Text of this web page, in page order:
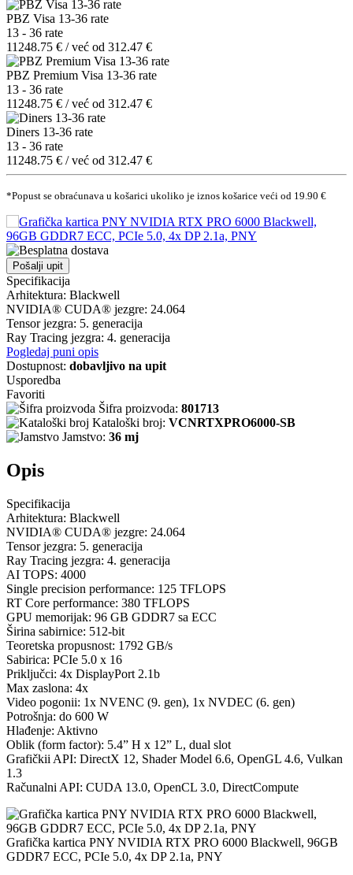
PBZ Visa 13-36 rate
13 - 36 rate
11248.75 € / već od 312.47 €
PBZ Premium Visa 13-36 rate
13 - 36 rate
11248.75 € / već od 312.47 €
Diners 13-36 rate
13 - 36 rate
11248.75 € / već od 312.47 €
*Popust se obraćunava u košarici ukoliko je iznos košarice veći od 19.90 €
Pošalji upit
Specifikacija
Arhitektura: Blackwell
NVIDIA® CUDA® jezgre: 24.064
Tensor jezgra: 5. generacija
Ray Tracing jezgra: 4. generacija
Pogledaj puni opis
Dostupnost: dobavljivo na upit
Usporedba
Favoriti
Šifra proizvoda: 801713
Kataloški broj: VCNRTXPRO6000-SB
Jamstvo: 36 mj
Opis
Specifikacija
Arhitektura: Blackwell
NVIDIA® CUDA® jezgre: 24.064
Tensor jezgra: 5. generacija
Ray Tracing jezgra: 4. generacija
AI TOPS: 4000
Single precision performance: 125 TFLOPS
RT Core performance: 380 TFLOPS
GPU memorijak: 96 GB GDDR7 sa ECC
Širina sabirnice: 512-bit
Teoretska propusnost: 1792 GB/s
Sabirica: PCIe 5.0 x 16
Priključci: 4x DisplayPort 2.1b
Max zaslona: 4x
Video pogonii: 1x NVENC (9. gen), 1x NVDEC (6. gen)
Potrošnja: do 600 W
Hlađenje: Aktivno
Oblik (form factor): 5.4” H x 12” L, dual slot
Grafičkii API: DirectX 12, Shader Model 6.6, OpenGL 4.6, Vulkan
1.3
Računalni API: CUDA 13.0, OpenCL 3.0, DirectCompute
Grafička kartica PNY NVIDIA RTX PRO 6000 Blackwell, 96GB
GDDR7 ECC, PCIe 5.0, 4x DP 2.1a, PNY